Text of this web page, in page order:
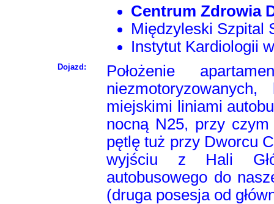
Centrum Zdrowia
Międzyleski Szpital
Instytut Kardiologii
Dojazd:
Położenie
miejskimi liniami
nocną N25, przy
pętlę tuż przy Dworcu
wyjściu z Hali
autobusowego do
(druga posesja od